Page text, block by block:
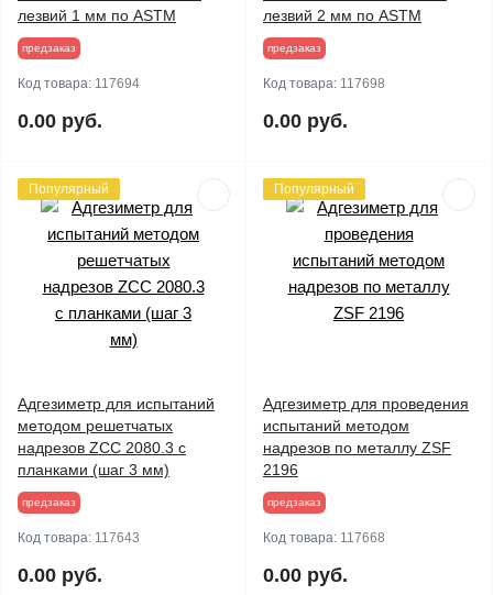
лезвий 1 мм по ASTM
предзаказ
Код товара: 117694
0.00 руб.
лезвий 2 мм по ASTM
предзаказ
Код товара: 117698
0.00 руб.
Популярный
Адгезиметр для испытаний
методом решетчатых
надрезов ZCC 2080.3 с
планками (шаг 3 мм)
предзаказ
Код товара: 117643
0.00 руб.
Популярный
Адгезиметр для проведения
испытаний методом
надрезов по металлу ZSF
2196
предзаказ
Код товара: 117668
0.00 руб.